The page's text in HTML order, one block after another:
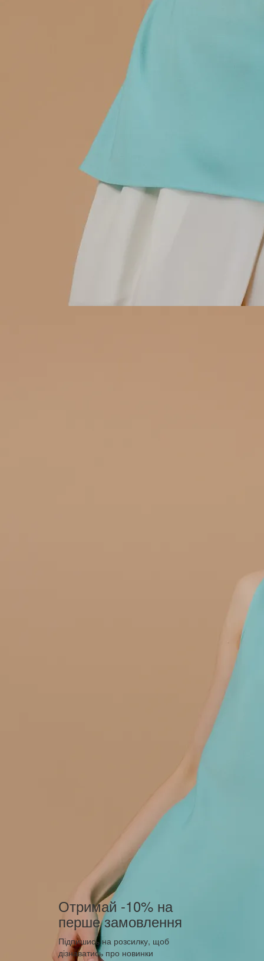
Отримай -10% на
перше замовлення
Підпишись на розсилку, щоб
дізнаватись про новинки